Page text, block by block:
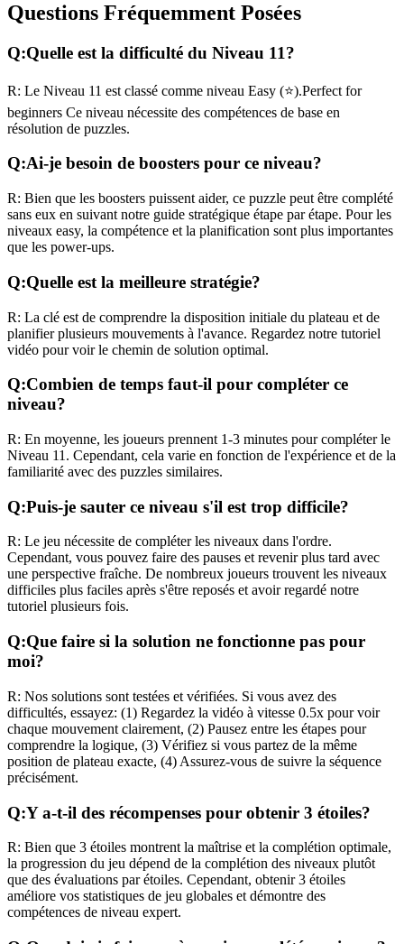
Questions Fréquemment Posées
Q:Quelle est la difficulté du Niveau 11?
R: Le Niveau 11 est classé comme niveau Easy (⭐).Perfect for
beginners Ce niveau nécessite des compétences de base en
résolution de puzzles.
Q:Ai-je besoin de boosters pour ce niveau?
R: Bien que les boosters puissent aider, ce puzzle peut être complété
sans eux en suivant notre guide stratégique étape par étape. Pour les
niveaux easy, la compétence et la planification sont plus importantes
que les power-ups.
Q:Quelle est la meilleure stratégie?
R: La clé est de comprendre la disposition initiale du plateau et de
planifier plusieurs mouvements à l'avance. Regardez notre tutoriel
vidéo pour voir le chemin de solution optimal.
Q:Combien de temps faut-il pour compléter ce
niveau?
R: En moyenne, les joueurs prennent 1-3 minutes pour compléter le
Niveau 11 . Cependant, cela varie en fonction de l'expérience et de la
familiarité avec des puzzles similaires.
Q:Puis-je sauter ce niveau s'il est trop difficile?
R: Le jeu nécessite de compléter les niveaux dans l'ordre.
Cependant, vous pouvez faire des pauses et revenir plus tard avec
une perspective fraîche. De nombreux joueurs trouvent les niveaux
difficiles plus faciles après s'être reposés et avoir regardé notre
tutoriel plusieurs fois.
Q:Que faire si la solution ne fonctionne pas pour
moi?
R: Nos solutions sont testées et vérifiées. Si vous avez des
difficultés, essayez: (1) Regardez la vidéo à vitesse 0.5x pour voir
chaque mouvement clairement, (2) Pausez entre les étapes pour
comprendre la logique, (3) Vérifiez si vous partez de la même
position de plateau exacte, (4) Assurez-vous de suivre la séquence
précisément.
Q:Y a-t-il des récompenses pour obtenir 3 étoiles?
R: Bien que 3 étoiles montrent la maîtrise et la complétion optimale,
la progression du jeu dépend de la complétion des niveaux plutôt
que des évaluations par étoiles. Cependant, obtenir 3 étoiles
améliore vos statistiques de jeu globales et démontre des
compétences de niveau expert.